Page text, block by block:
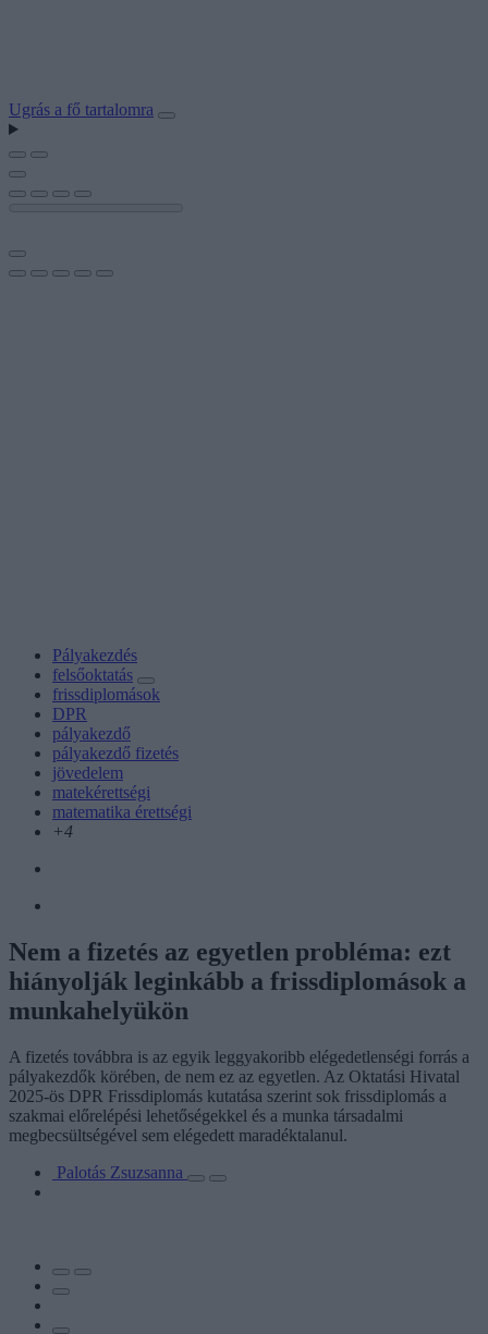
Ugrás a fő tartalomra
Pályakezdés
felsőoktatás
frissdiplomások
DPR
pályakezdő
pályakezdő fizetés
jövedelem
matekérettségi
matematika érettségi
+4
Nem a fizetés az egyetlen probléma: ezt
hiányolják leginkább a frissdiplomások a
munkahelyükön
A fizetés továbbra is az egyik leggyakoribb elégedetlenségi forrás a
pályakezdők körében, de nem ez az egyetlen. Az Oktatási Hivatal
2025-ös DPR Frissdiplomás kutatása szerint sok frissdiplomás a
szakmai előrelépési lehetőségekkel és a munka társadalmi
megbecsültségével sem elégedett maradéktalanul.
Palotás Zsuzsanna